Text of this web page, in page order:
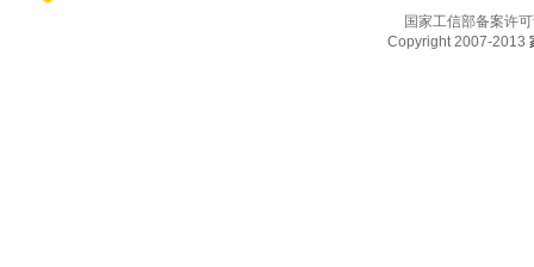
国家工信部备案许
Copyright 2007-2013